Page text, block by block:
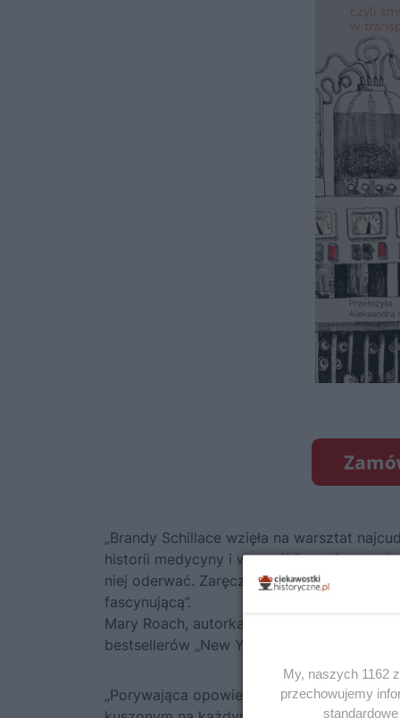
„Brandy Schillace wzięła na warsztat
historii medycyny i wyrzeźbiła z niego
niej oderwać. Zaręczam wam: jeśli macie
fascynującą”.
Mary Roach, autorka książki
bestsellerów „New York Timesa”
„Porywająca opowieść o doktorach
My, naszych 1162
przechowujemy